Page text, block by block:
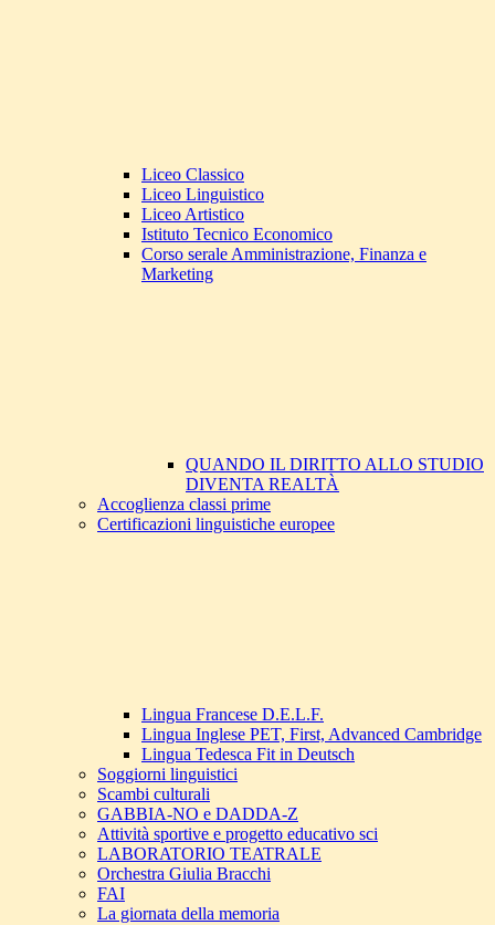
Liceo Classico
Liceo Linguistico
Liceo Artistico
Istituto Tecnico Economico
Corso serale Amministrazione, Finanza e
Marketing
QUANDO IL DIRITTO ALLO STUDIO
DIVENTA REALTÀ
Accoglienza classi prime
Certificazioni linguistiche europee
Lingua Francese D.E.L.F.
Lingua Inglese PET, First, Advanced Cambridge
Lingua Tedesca Fit in Deutsch
Soggiorni linguistici
Scambi culturali
GABBIA-NO e DADDA-Z
Attività sportive e progetto educativo sci
LABORATORIO TEATRALE
Orchestra Giulia Bracchi
FAI
La giornata della memoria